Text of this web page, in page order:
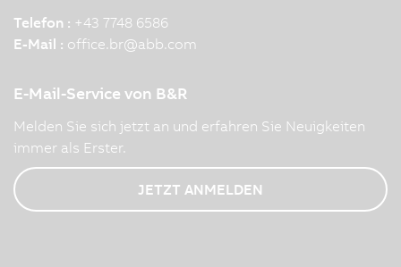
Telefon : +43 7748 6586
E-Mail : office.br@abb.com
E-Mail-Service von B&R
Melden Sie sich jetzt an und erfahren Sie Neuigkeiten
immer als Erster.
JETZT ANMELDEN